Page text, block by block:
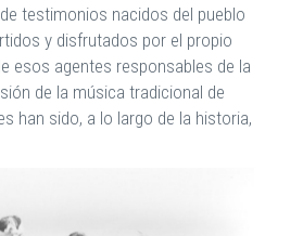
testimonios nacidos del pueblo
y disfrutados por el propio
esos agentes responsables de la
de la música tradicional de
han sido, a lo largo de la historia,